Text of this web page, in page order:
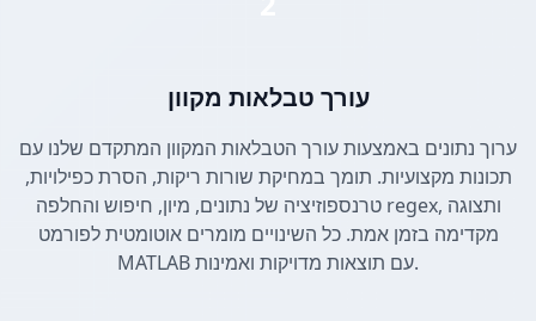
עורך טבלאות מקוון
ערוך נתונים באמצעות עורך הטבלאות המקוון המתקדם שלנו עם
תכונות מקצועיות. תומך במחיקת שורות ריקות, הסרת כפילויות,
טרנספוזיציה של נתונים, מיון, חיפוש והחלפה regex, ותצוגה
מקדימה בזמן אמת. כל השינויים מומרים אוטומטית לפורמט
MATLAB עם תוצאות מדויקות ואמינות.